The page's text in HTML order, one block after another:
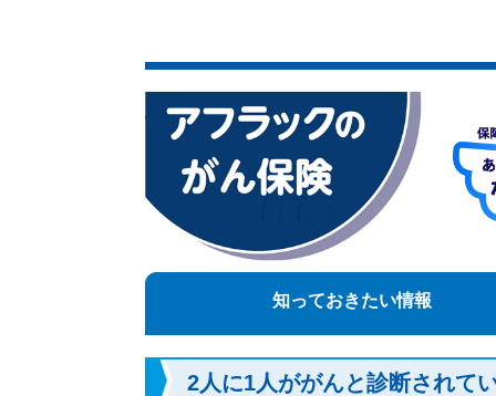
知っておきたい情報
2人に1人ががんと診断されて